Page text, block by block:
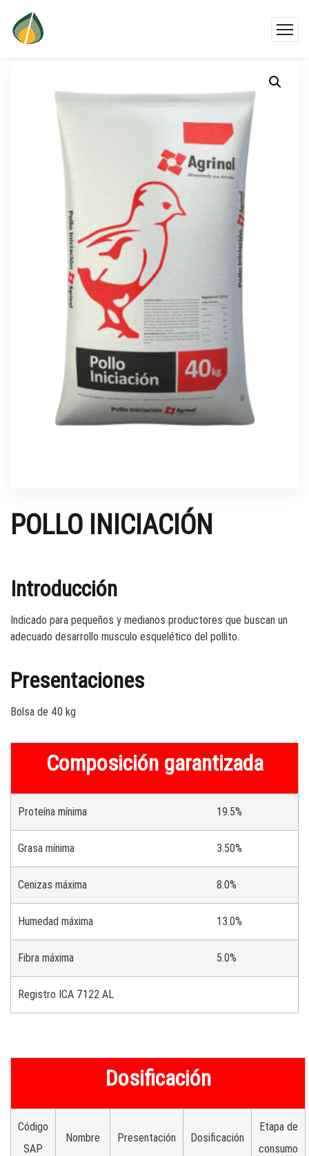
POLLO INICIACIÓN
Introducción
Indicado para pequeños y medianos productores que buscan un
adecuado desarrollo musculo esquelético del pollito.
Presentaciones
Bolsa de 40 kg
Composición garantizada
Proteína mínima 19.5%
Grasa mínima 3.50%
Cenizas máxima 8.0%
Humedad máxima 13.0%
Fibra máxima 5.0%
Registro ICA 7122 AL
Dosificación
Código
SAP
Nombre Presentación Dosificación
Etapa de
consumo